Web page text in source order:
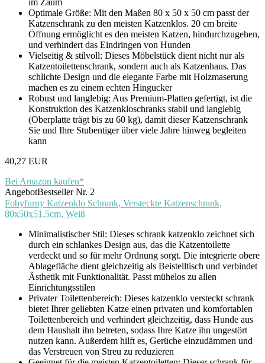
im Zaum
Optimale Größe: Mit den Maßen 80 x 50 x 50 cm passt der
Katzenschrank zu den meisten Katzenklos. 20 cm breite
Öffnung ermöglicht es den meisten Katzen, hindurchzugehen,
und verhindert das Eindringen von Hunden
Vielseitig & stilvoll: Dieses Möbelstück dient nicht nur als
Katzentoilettenschrank, sondern auch als Katzenhaus. Das
schlichte Design und die elegante Farbe mit Holzmaserung
machen es zu einem echten Hingucker
Robust und langlebig: Aus Premium-Platten gefertigt, ist die
Konstruktion des Katzenkloschranks stabil und langlebig
(Oberplatte trägt bis zu 60 kg), damit dieser Katzenschrank
Sie und Ihre Stubentiger über viele Jahre hinweg begleiten
kann
40,27 EUR
Bei Amazon kaufen*
AngebotBestseller Nr. 2
Fobyfurny Katzenklo Schrank, Versteckte Katzenschrank,
80x50x51,5cm, Weiß
Minimalistischer Stil: Dieses schrank katzenklo zeichnet sich
durch ein schlankes Design aus, das die Katzentoilette
verdeckt und so für mehr Ordnung sorgt. Die integrierte obere
Ablagefläche dient gleichzeitig als Beistelltisch und verbindet
Ästhetik mit Funktionalität. Passt mühelos zu allen
Einrichtungsstilen
Privater Toilettenbereich: Dieses katzenklo versteckt schrank
bietet Ihrer geliebten Katze einen privaten und komfortablen
Toilettenbereich und verhindert gleichzeitig, dass Hunde aus
dem Haushalt ihn betreten, sodass Ihre Katze ihn ungestört
nutzen kann. Außerdem hilft es, Gerüche einzudämmen und
das Verstreuen von Streu zu reduzieren